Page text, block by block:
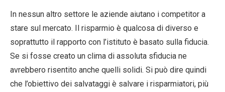
In nessun altro settore le aziende aiutano i competitor a
stare sul mercato. Il risparmio è qualcosa di diverso e
soprattutto il rapporto con l’istituto è basato sulla fiducia.
Se si fosse creato un clima di assoluta sfiducia ne
avrebbero risentito anche quelli solidi. Si può dire quindi
che l’obiettivo dei salvataggi è salvare i risparmiatori, più